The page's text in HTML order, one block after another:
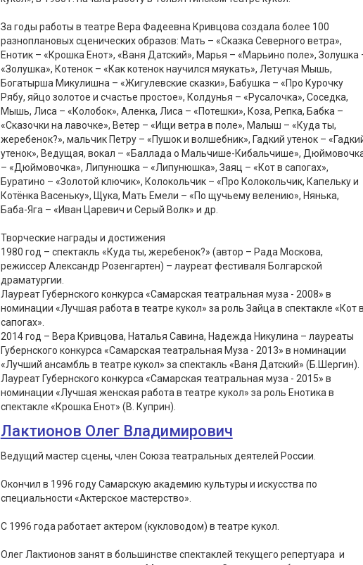
За годы работы в театре Вера Фадеевна Кривцова создала более 100
разноплановых сценических образов: Мать – «Сказка Северного ветра»,
Енотик – «Крошка Енот», «Ваня Датский», Марья – «Марьино поле», Золушка
«Золушка», Котенок – «Как котенок научился мяукать», Летучая Мышь,
Богатырша Микулишна – «Жигулевские сказки», Бабушка – «Про Курочку
Рябу, яйцо золотое и счастье простое», Колдунья – «Русалочка», Соседка,
Мышь, Лиса – «Колобок», Аленка, Лиса – «Потешки», Коза, Репка, Бабка –
«Сказочки на лавочке», Ветер – «Ищи ветра в поле», Малыш – «Куда ты,
жеребенок?», мальчик Петру – «Пушок и волшебник», Гадкий утенок –
утенок», Ведущая, вокал – «Баллада о Мальчише-Кибальчише»,
– «Дюймовочка», Липунюшка – «Липунюшка», Заяц – «Кот в сапогах»,
Буратино – «Золотой ключик», Колокольчик – «Про Колокольчик, Капельку и
Котёнка Васеньку», Щука, Мать Емели – «По щучьему велению», Нянька,
Баба-Яга – «Иван Царевич и Серый Волк» и др.
Творческие награды и достижения
1980 год – спектакль «Куда ты, жеребенок?» (автор – Рада Москова,
режиссер Александр Розенгартен) – лауреат фестиваля Болгарской
драматургии.
Лауреат Губернского конкурса «Самарская театральная муза - 2008» в
номинации «Лучшая работа в театре кукол» за роль Зайца в спектакле «Кот
сапогах».
2014 год – Вера Кривцова, Наталья Савина, Надежда Никулина – лауреаты
Губернского конкурса «Самарская театральная Муза - 2013» в номинации
«Лучший ансамбль в театре кукол» за спектакль «Ваня Датский» (Б.Шергин).
Лауреат Губернского конкурса «Самарская театральная муза - 2015» в
номинации «Лучшая женская работа в театре кукол» за роль Енотика в
спектакле «Крошка Енот» (В. Куприн).
Лактионов Олег Владимирович
Ведущий мастер сцены, член Союза театральных деятелей России.
Окончил в 1996 году Самарскую академию культуры и искусства по
специальности «Актерское мастерство».
С 1996 года работает актером (кукловодом) в театре кукол.
Олег Лактионов занят в большинстве спектаклей текущего репертуара и